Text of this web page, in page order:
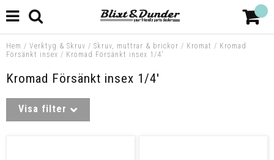
Hem / Verktyg & Skruv / Skruv, muttrar & brickor / Kromat / Kromad
Försänkt insex / Kromad Försänkt insex 1/4'
Kromad Försänkt insex 1/4'
Visa filter